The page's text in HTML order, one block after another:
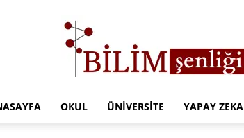
OKUL ÜNIVERSITE YAPAY ZEKA